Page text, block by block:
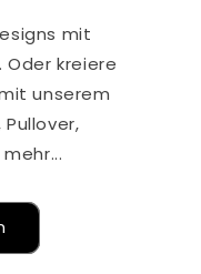
mit
Oder kreiere
unserem